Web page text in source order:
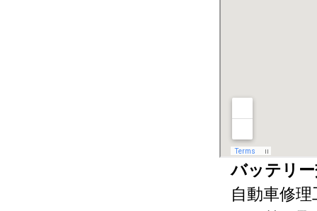
バッテリ
自動車修